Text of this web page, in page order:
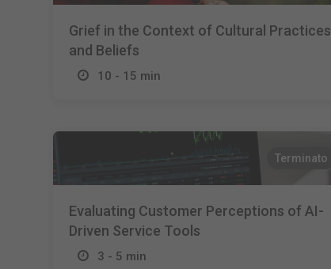
Grief in the Context of Cultural Practices
and Beliefs
10 - 15 min
Terminato
Evaluating Customer Perceptions of AI-
Driven Service Tools
3 - 5 min